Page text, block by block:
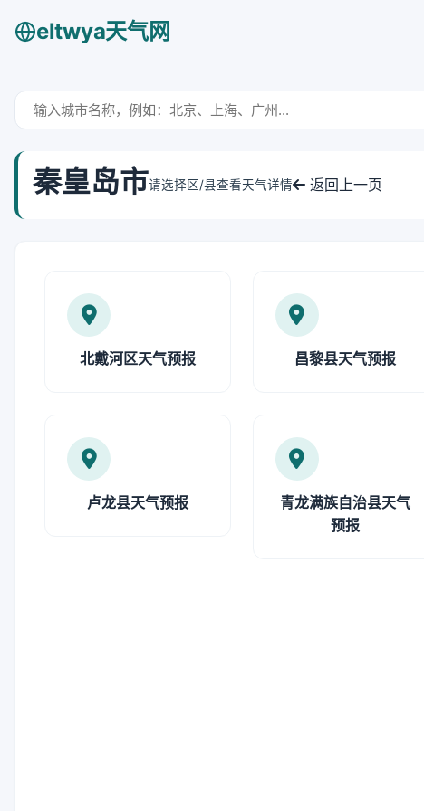
eltwya天气网
秦皇岛市请选择区/县查看天气详情 返回上一页
北戴河区天气预报 昌黎县天气预报
卢龙县天气预报
青龙满族自治县天气
预报